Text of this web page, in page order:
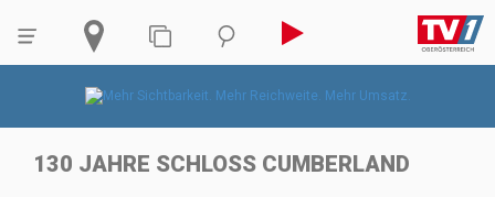
130 JAHRE SCHLOSS CUMBERLAND